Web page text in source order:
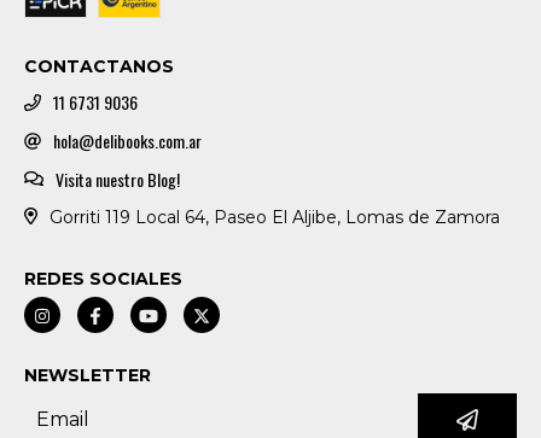
CONTACTANOS
11 6731 9036
hola@delibooks.com.ar
Visita nuestro Blog!
Gorriti 119 Local 64, Paseo El Aljibe, Lomas de Zamora
REDES SOCIALES
NEWSLETTER